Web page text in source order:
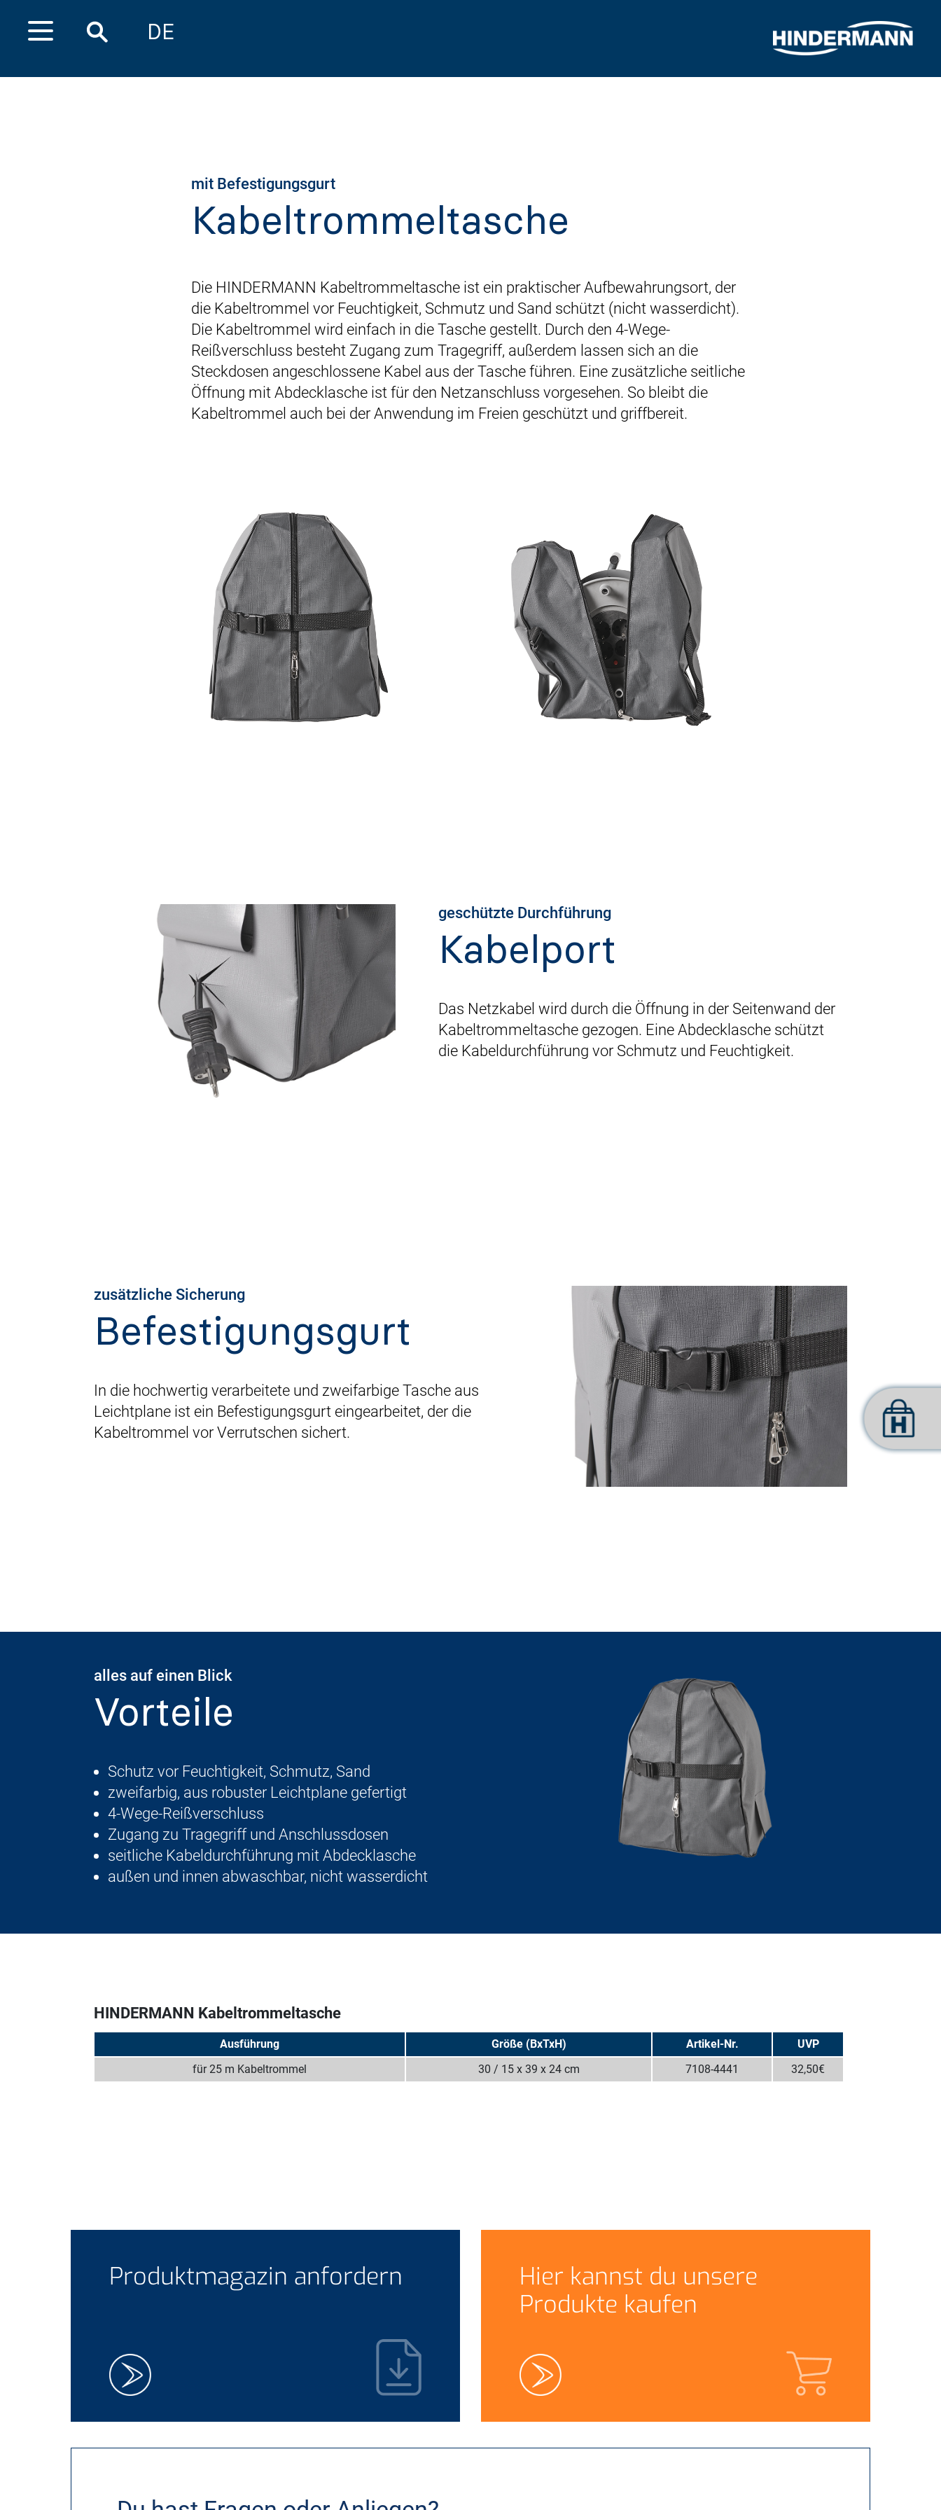
DE
mit Befestigungsgurt
Kabeltrommeltasche
Die HINDERMANN Kabeltrommeltasche ist ein praktischer Aufbewahrungsort, der
die Kabeltrommel vor Feuchtigkeit, Schmutz und Sand schützt (nicht wasserdicht).
Die Kabeltrommel wird einfach in die Tasche gestellt. Durch den 4-Wege-
Reißverschluss besteht Zugang zum Tragegriff, außerdem lassen sich an die
Steckdosen angeschlossene Kabel aus der Tasche führen. Eine zusätzliche seitliche
Öffnung mit Abdecklasche ist für den Netzanschluss vorgesehen. So bleibt die
Kabeltrommel auch bei der Anwendung im Freien geschützt und griffbereit.
geschützte Durchführung
Kabelport
Das Netzkabel wird durch die Öffnung in der Seitenwand der
Kabeltrommeltasche gezogen. Eine Abdecklasche schützt
die Kabeldurchführung vor Schmutz und Feuchtigkeit.
zusätzliche Sicherung
Befestigungsgurt
In die hochwertig verarbeitete und zweifarbige Tasche aus
Leichtplane ist ein Befestigungsgurt eingearbeitet, der die
Kabeltrommel vor Verrutschen sichert.
alles auf einen Blick
Vorteile
Schutz vor Feuchtigkeit, Schmutz, Sand
zweifarbig, aus robuster Leichtplane gefertigt
4-Wege-Reißverschluss
Zugang zu Tragegriff und Anschlussdosen
seitliche Kabeldurchführung mit Abdecklasche
außen und innen abwaschbar, nicht wasserdicht
HINDERMANN Kabeltrommeltasche
Ausführung Größe (BxTxH) Artikel-Nr.
UVP
für 25 m Kabeltrommel
30 / 15 x 39 x 24 cm 7108-4441 32,50€
Produktmagazin anfordern
Hier kannst du unsere
Produkte kaufen